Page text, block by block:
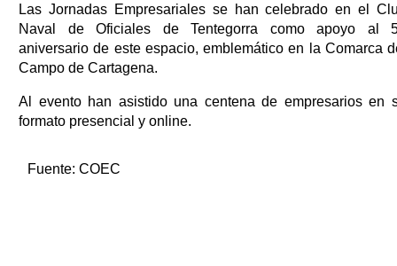
Las Jornadas Empresariales se han celebrado en el
Naval de Oficiales de Tentegorra como apoyo al
aniversario de este espacio, emblemático en la Comarca
Campo de Cartagena.
Al evento han asistido una centena de empresarios en
formato presencial y online.
Fuente: COEC